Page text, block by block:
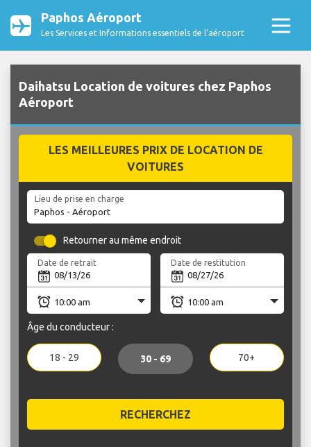
Paphos Aéroport
Les Services et Informations essentiels de l’aéroport
Daihatsu Location de voitures chez Paphos
Aéroport
LES MEILLEURES PRIX DE LOCATION DE
VOITURES
Lieu de prise en charge
Retourner au même endroit
Date de retrait Date de restitution
Âge du conducteur :
18 - 29 30 - 69 70+
RECHERCHEZ